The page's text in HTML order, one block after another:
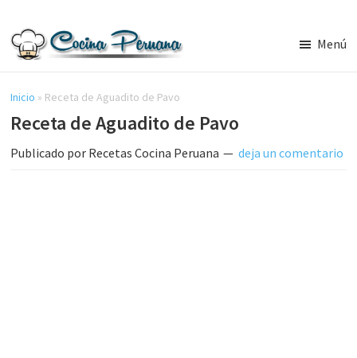
contenido
lateral
principal
Cocina
Peruana,
Recetas
de
Comida
Menú
Inicio » Receta de Aguadito de Pavo
Receta de Aguadito de Pavo
Publicado por Recetas Cocina Peruana deja un comentario